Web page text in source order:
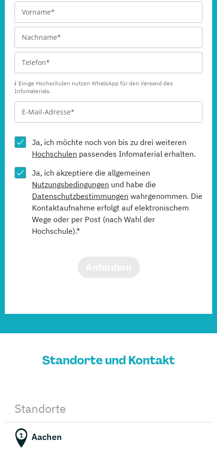
Tierheilpraktiker
Einige Hochschulen nutzen WhatsApp für den Versand des
Infomaterials.
Ja, ich möchte noch von bis zu drei weiteren
Hochschulen passendes Infomaterial erhalten.
Ja, ich akzeptiere die allgemeinen
Nutzungsbedingungen und habe die
Datenschutzbestimmungen wahrgenommen. Die
Kontaktaufnahme erfolgt auf elektronischem
Wege oder per Post (nach Wahl der
Hochschule).*
Standorte und Kontakt
Standorte
1 Aachen